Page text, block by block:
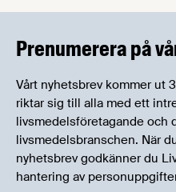
Prenumerera på
Vårt nyhetsbrev kommer ut
riktar sig till alla med ett
livsmedelsföretagande och
livsmedelsbranschen. När
nyhetsbrev godkänner du
hantering av